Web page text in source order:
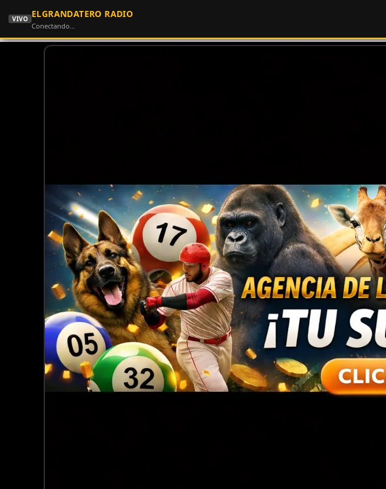
VIVO ELGRANDATERO RADIO
Conectando…